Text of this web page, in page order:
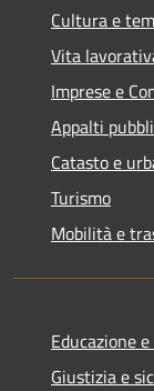
Cultura e
Vita
Imprese e
Appalti
Catasto e
Turismo
Mobilità e
Educazione
Giustizia e